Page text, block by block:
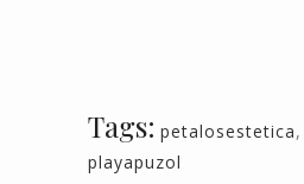
Tags: petalosestetica,
playapuzol